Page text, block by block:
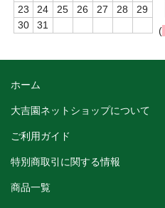
23
24 25 26 27 28
29
30
31
(
ホーム
大吉園ネットショップについて
ご利用ガイド
特別商取引に関する情報
商品一覧